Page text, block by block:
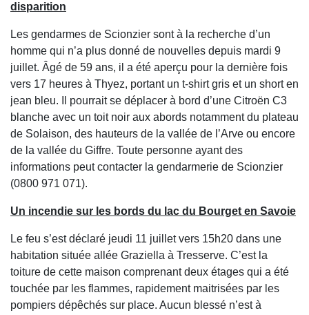
disparition
Les gendarmes de Scionzier sont à la recherche d’un
homme qui n’a plus donné de nouvelles depuis mardi 9
juillet. Âgé de 59 ans, il a été aperçu pour la dernière fois
vers 17 heures à Thyez, portant un t-shirt gris et un short en
jean bleu. Il pourrait se déplacer à bord d’une Citroën C3
blanche avec un toit noir aux abords notamment du plateau
de Solaison, des hauteurs de la vallée de l’Arve ou encore
de la vallée du Giffre. Toute personne ayant des
informations peut contacter la gendarmerie de Scionzier
(0800 971 071).
Un incendie sur les bords du lac du Bourget en Savoie
Le feu s’est déclaré jeudi 11 juillet vers 15h20 dans une
habitation située allée Graziella à Tresserve. C’est la
toiture de cette maison comprenant deux étages qui a été
touchée par les flammes, rapidement maitrisées par les
pompiers dépêchés sur place. Aucun blessé n’est à